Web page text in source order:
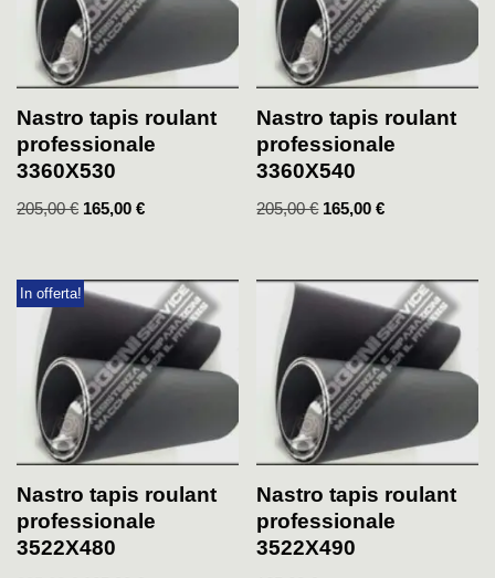
Nastro tapis roulant
professionale
3360X530
205,00€ 165,00 €
Nastro tapis roulant
professionale
3360X540
205,00€ 165,00€
In offerta!
Nastro tapis roulant
professionale
3522X480
Nastro tapis roulant
professionale
3522X490